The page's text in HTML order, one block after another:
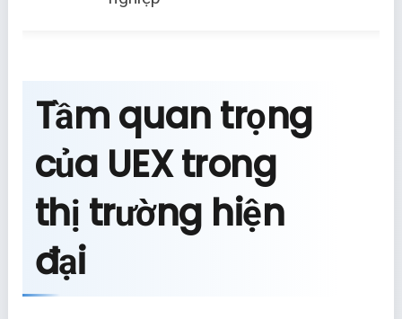
Tầm quan trọng
của UEX trong
thị trường hiện
đại